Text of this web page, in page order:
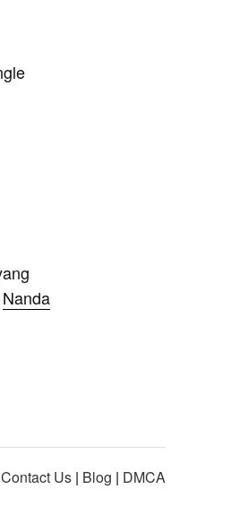
Nanda
Contact Us | Blog | DMCA